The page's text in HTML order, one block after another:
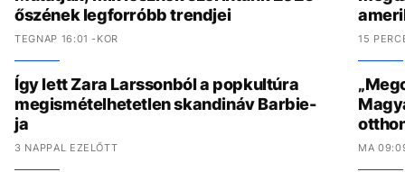
őszének legforróbb trendjei
TEGNAP 16:01 -KOR
Így lett Zara Larssonból a popkultúra
megismételhetetlen skandináv Barbie-
ja
3 NAPPAL EZELŐTT
15
MA